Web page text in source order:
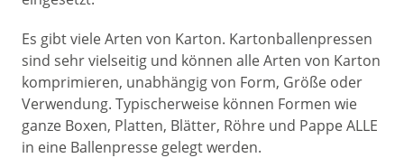
Es gibt viele Arten von Karton. Kartonballenpressen
sind sehr vielseitig und können alle Arten von Karton
komprimieren, unabhängig von Form, Größe oder
Verwendung. Typischerweise können Formen wie
ganze Boxen, Platten, Blätter, Röhre und Pappe ALLE
in eine Ballenpresse gelegt werden.